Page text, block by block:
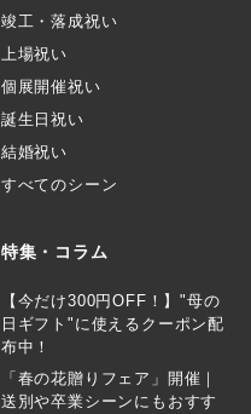
竣工・落成祝い
上場祝い
個展開催祝い
誕生日祝い
結婚祝い
すべてのシーン
特集・コラム
【今だけ300円OFF！】"母の
日ギフト"に使えるクーポン配
布中！
「春の花贈りフェア」開催｜
送別や卒業シーンにもおすす